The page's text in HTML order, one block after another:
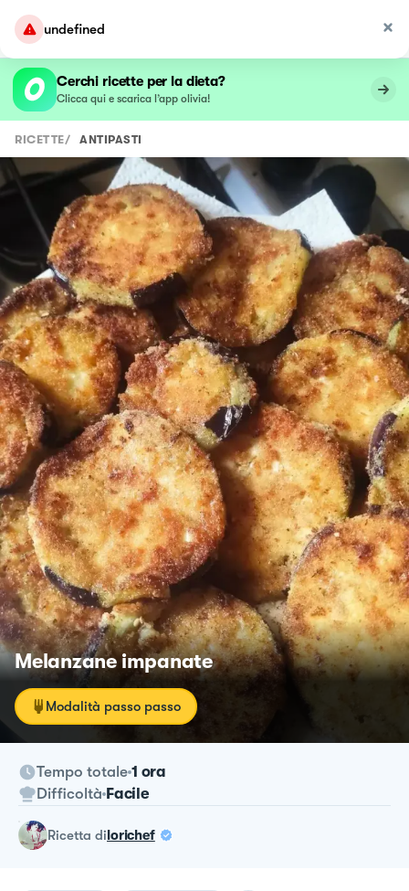
undefined
Cerchi ricette per la dieta?
Clicca qui e scarica l’app olivia!
RICETTE/ ANTIPASTI
Melanzane impanate
Modalità passo passo
Tempo totale 1 ora
Difficoltà Facile
ricetta dilorichef